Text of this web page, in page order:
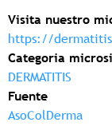
Visita nuestro
https://
Categoria
DERMATITIS
Fuente
AsoColDerma